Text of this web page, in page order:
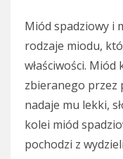
Miód spadziowy i
rodzaje miodu,
właściwości.
zbieranego przez
nadaje mu lekki,
kolei miód
pochodzi z